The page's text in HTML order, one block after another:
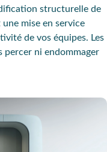
structurelle de
mise en service
de vos équipes. Les
percer ni endommager